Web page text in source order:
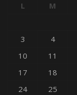
L M
3
4
10
11
17
18
24
25